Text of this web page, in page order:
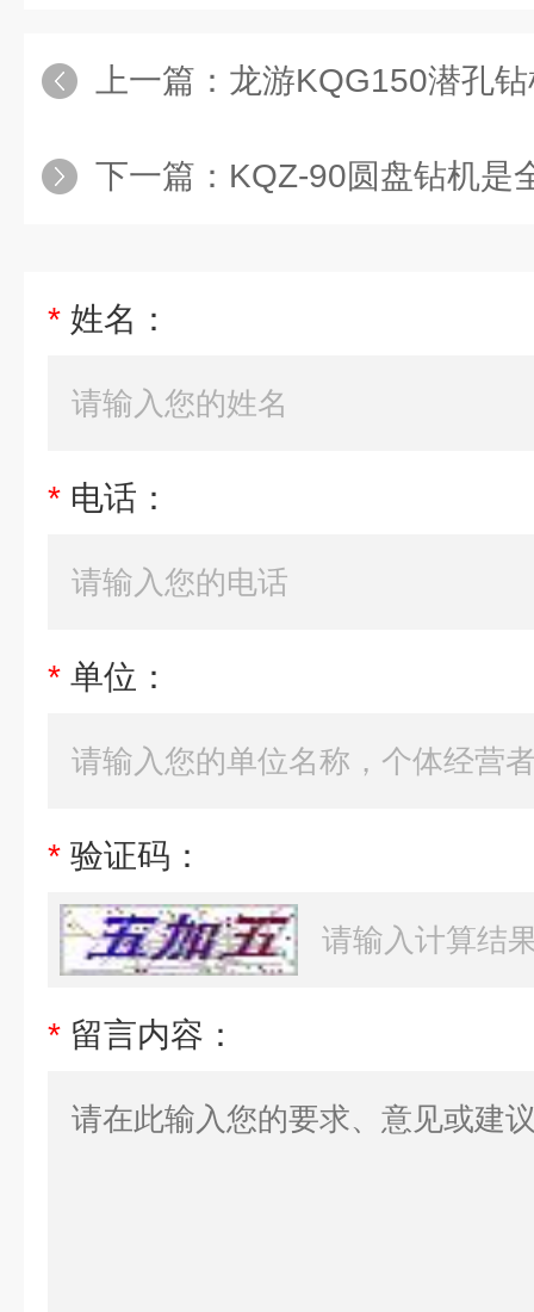
上一篇： 龙游KQG150潜孔
下一篇： KQZ-90圆盘钻机是全气
* 姓名：
* 电话：
* 单位：
* 验证码：
* 留言内容：